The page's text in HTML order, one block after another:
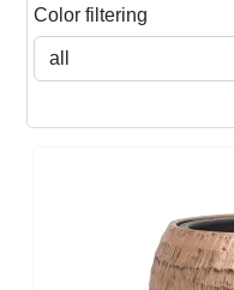
Color filtering